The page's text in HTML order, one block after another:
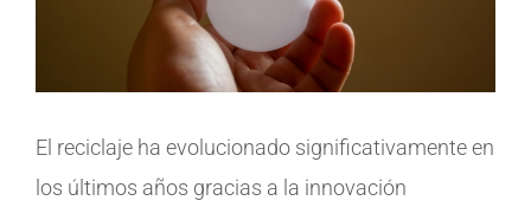
El reciclaje ha evolucionado significativamente en
los últimos años gracias a la innovación